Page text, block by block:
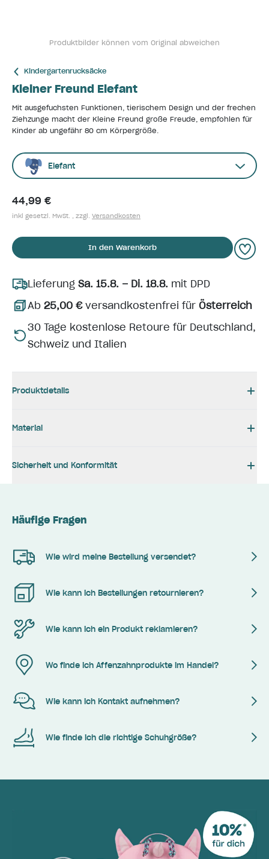
Produktbilder können vom Original abweichen
Kindergartenrucksäcke
Kleiner Freund Elefant
Mit ausgefuchsten Funktionen, tierischem Design und der frechen
Ziehzunge macht der Kleine Freund große Freude, empfohlen für
Kinder ab ungefähr 80 cm Körpergröße.
Elefant
44,99 €
inkl gesetzl. MwSt. , zzgl. Versandkosten
In den Warenkorb
Lieferung Sa. 15.8. – Di. 18.8. mit DPD
Ab 25,00 €versandkostenfrei für Österreich
30 Tage kostenlose Retoure für Deutschland,
Schweiz und Italien
Produktdetails
Material
Sicherheit und Konformität
Häufige Fragen
Wie wird meine Bestellung versendet?
Wie kann ich Bestellungen retournieren?
Wie kann ich ein Produkt reklamieren?
Wo finde ich Affenzahnprodukte im Handel?
Wie kann ich Kontakt aufnehmen?
Wie finde ich die richtige Schuhgröße?